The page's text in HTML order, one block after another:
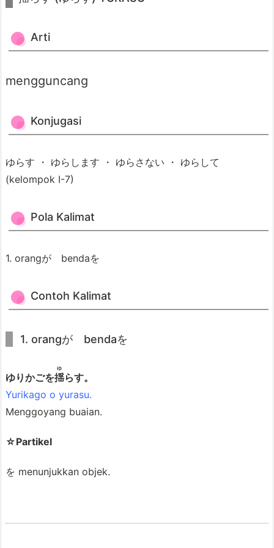
5.
K
o
j
g
s
i
3.
P
l
K
a
a
t
5.
4.
o
o
Arti
mengguncang
Konjugasi
ゆらす ・ ゆらします ・ ゆらさない ・ ゆらして
(kelompok I-7)
Pola Kalimat
1. orangが bendaを
Contoh Kalimat
1. orangが bendaを
ゆりかごを揺
ゆ
らす。
Yurikago o yurasu.
Menggoyang buaian.
☆Partikel
を menunjukkan objek.